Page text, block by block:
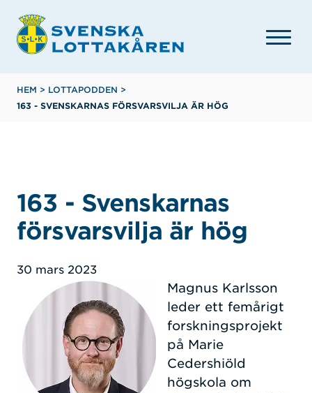
huvudinnehåll
Länkstig
HEM > LOTTAPODDEN >
163 - SVENSKARNAS FÖRSVARSVILJA ÄR HÖG
163 - Svenskarnas
försvarsvilja är hög
30 mars 2023
Magnus Karlsson
leder ett femårigt
forskningsprojekt
på Marie
Cedershiöld
högskola om